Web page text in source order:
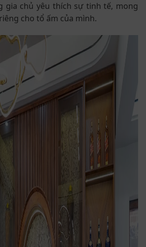
gia chủ yêu thích sự tinh tế, mong
cho tổ ấm của mình.